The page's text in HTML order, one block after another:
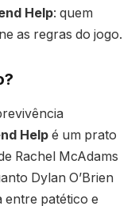
Help: quem
as regras do jogo.
Help é um prato
Rachel McAdams
Dylan O’Brien
entre patético e